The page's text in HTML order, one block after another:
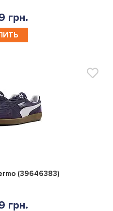
грн.
0
(39646383)
грн.